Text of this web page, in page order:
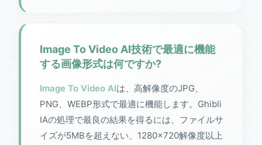
Image To Video AI技術で最適に機能
する画像形式は何ですか?
Image To Video AIは、高解像度のJPG、
PNG、WEBP形式で最適に機能します。Ghibli
IAの処理で最良の結果を得るには、ファイルサ
イズが5MBを超えない、1280×720解像度以上